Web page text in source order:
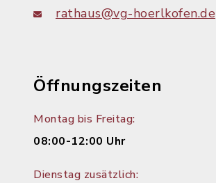
rathaus@vg-hoerlkofen.de
Öffnungszeiten
Montag bis Freitag:
08:00-12:00 Uhr
Dienstag zusätzlich: